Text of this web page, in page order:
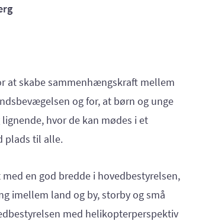
at skabe sammenhængskraft mellem
og for, at børn og unge
hvor de kan mødes i et
plads til alle.
en god bredde i hovedbestyrelsen,
imellem land og by, storby og små
med helikopterperspektiv